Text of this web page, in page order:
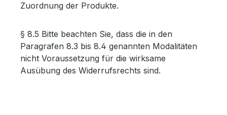
Zuordnung der Produkte.
§ 8.5 Bitte beachten Sie, dass die in den
Paragrafen 8.3 bis 8.4 genannten Modalitäten
nicht Voraussetzung für die wirksame
Ausübung des Widerrufsrechts sind.